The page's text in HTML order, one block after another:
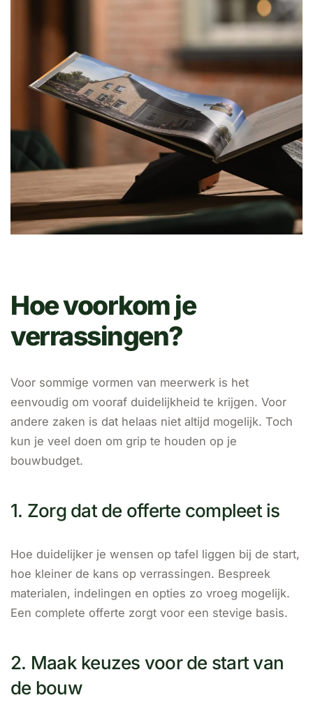
Hoe voorkom je
verrassingen?
Voor sommige vormen van meerwerk is het
eenvoudig om vooraf duidelijkheid te krijgen. Voor
andere zaken is dat helaas niet altijd mogelijk. Toch
kun je veel doen om grip te houden op je
bouwbudget.
1. Zorg dat de offerte compleet is
Hoe duidelijker je wensen op tafel liggen bij de start,
hoe kleiner de kans op verrassingen. Bespreek
materialen, indelingen en opties zo vroeg mogelijk.
Een complete offerte zorgt voor een stevige basis.
2. Maak keuzes voor de start van
de bouw